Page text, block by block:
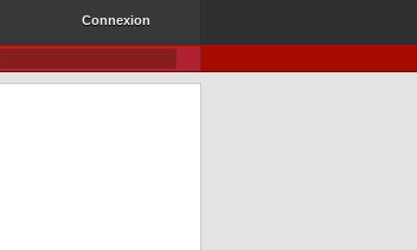
Connexion